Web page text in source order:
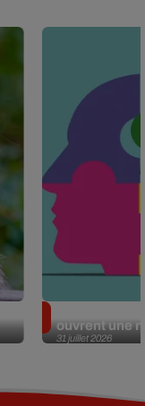
31 juillet 2026
ouvrent une